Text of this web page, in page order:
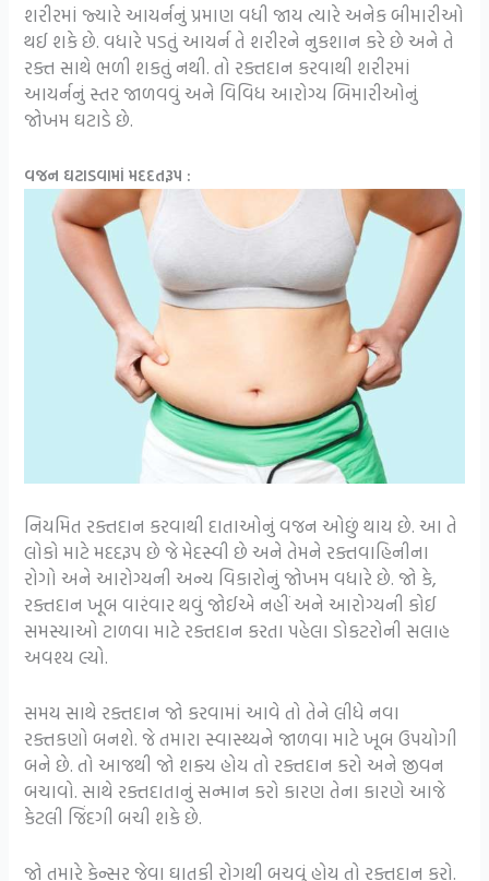
શરીરમાં જ્યારે આયર્નનું પ્રમાણ વધી જાય ત્યારે અનેક બીમારીઓ
થઈ શકે છે. વધારે પડતું આયર્ન તે શરીરને નુકશાન કરે છે અને તે
રક્ત સાથે ભળી શકતું નથી. તો રક્તદાન કરવાથી શરીરમાં
આયર્નનું સ્તર જાળવવું અને વિવિધ આરોગ્ય બિમારીઓનું
જોખમ ઘટાડે છે.
વજન ઘટાડવામાં મદદતરૂપ :
નિયમિત રક્તદાન કરવાથી દાતાઓનું વજન ઓછું થાય છે. આ તે
લોકો માટે મદદરૂપ છે જે મેદસ્વી છે અને તેમને રક્તવાહિનીના
રોગો અને આરોગ્યની અન્ય વિકારોનું જોખમ વધારે છે. જો કે,
રક્તદાન ખૂબ વારંવાર થવું જોઈએ નહીં અને આરોગ્યની કોઈ
સમસ્યાઓ ટાળવા માટે રક્તદાન કરતા પહેલા ડોકટરોની સલાહ
અવશ્ય લ્યો.
સમય સાથે રક્તદાન જો કરવામાં આવે તો તેને લીધે નવા
રક્તકણો બનશે. જે તમારા સ્વાસ્થ્યને જાળવા માટે ખૂબ ઉપયોગી
બને છે. તો આજથી જો શક્ય હોય તો રક્તદાન કરો અને જીવન
બચાવો. સાથે રક્તદાતાનું સન્માન કરો કારણ તેના કારણે આજે
કેટલી જિંદગી બચી શકે છે.
જો તમારે કેન્સર જેવા ઘાતકી રોગથી બચવું હોય તો રક્તદાન કરો.